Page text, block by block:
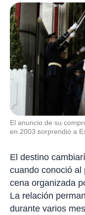
El anuncio de su
en 2003 sorprendió a
El destino
cuando conoció al
cena organizada
La relación
durante varios